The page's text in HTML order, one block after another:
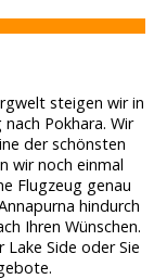
steigen wir in
Pokhara. Wir
der schönsten
wir noch einmal
Flugzeug genau
hindurch
Ihren Wünschen.
Lake Side oder Sie